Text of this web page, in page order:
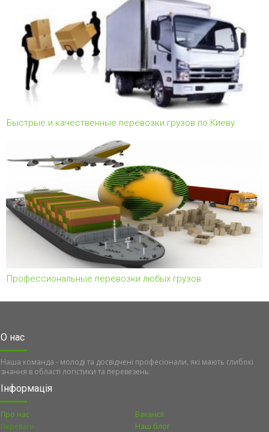
Быстрые и качественные перевозки грузов по Киеву
Профессиональные перевозки любых грузов
О нас
Наша команда - молоді та досвідчені професіонали, які мають глибокі
знання в області логістики та перевезень.
Інформація
Про нас
Переваги
Вакансії
Наш блог